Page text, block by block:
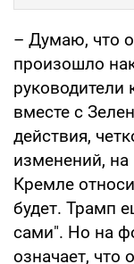
– Думаю, что
произошло
руководители
вместе с
действия,
изменений,
Кремле
будет. Трамп
сами". Но на
означает, что